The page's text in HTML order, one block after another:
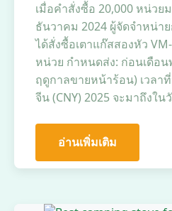
เมื่อคำสั่งซื้อ 20,000 หน่วย
ธันวาคม 2024 ผู้จัดจำหน่า
ได้สั่งซื้อเตาแก๊สสองหัว
หน่วย กำหนดส่ง: ก่อนเดือ
ฤดูกาลขายหน้าร้อน) เวลา
จีน (CNY) 2025 จะมาถึงใ
อ่านเพิ่มเติม